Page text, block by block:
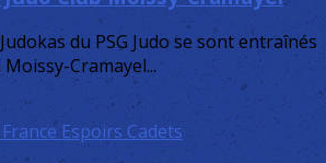
du PSG Judo se sont entraînés
Cramayel...